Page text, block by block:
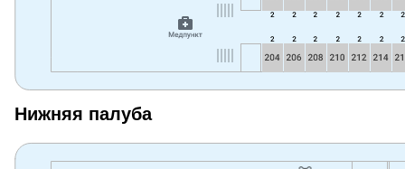
Нижняя палуба